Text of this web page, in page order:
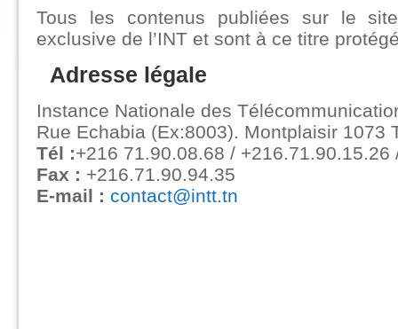
Tous les contenus publiées sur le
exclusive de l’INT et sont à ce titre
Adresse légale
Instance Nationale des
Rue Echabia (Ex:8003). Montplaisir 1073
Tél :+216 71.90.08.68 / +216.71.90.15.26
Fax : +216.71.90.94.35
E-mail : contact@intt.tn